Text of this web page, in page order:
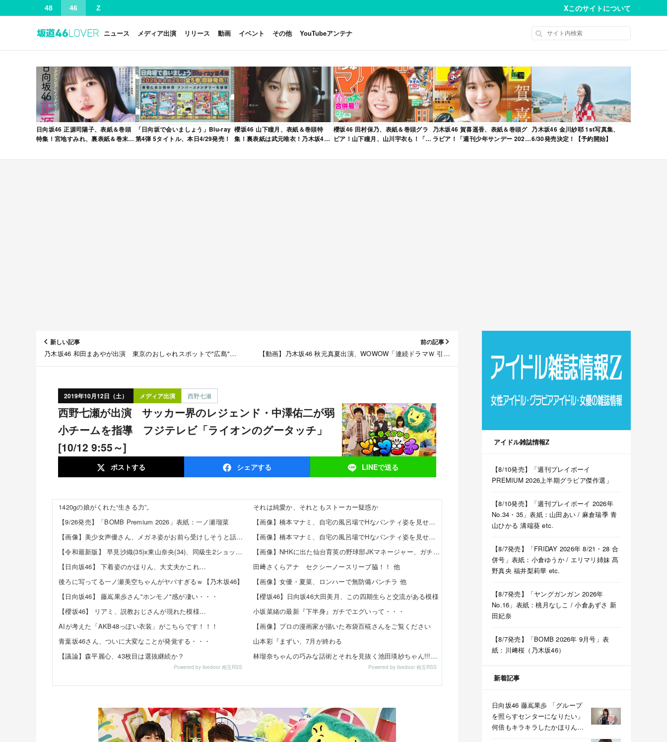
48 46 Z Xこのサイトについて
ニュース メディア出演 リリース 動画 イベント その他 YouTubeアンテナ
日向坂46 正源司陽子、表紙＆巻頭
特集！宮地すみれ、裏表紙＆巻末特
VOL.12」本日4/30発売！
「日向坂で会いましょう」Blu-ray
第4弾 5タイトル、本日4/29発売！
櫻坂46 山下瞳月、表紙＆巻頭特
集！裏表紙は武元唯衣！乃木坂46
6月号」本日4/28発売！
櫻坂46 田村保乃、表紙＆巻頭グラ
ビア！山下瞳月、山川宇衣も！「週
合併号」本日4/28発売！
乃木坂46 賀喜遥香、表紙＆巻頭グ
ラビア！「週刊少年サンデー 2026
売！
乃木坂46 金川紗耶 1st写真集、
6/30発売決定！【予約開始】
新しい記事
乃木坂46 和田まあやが出演 東京のおしゃれスポットで"広島"を
前の記事
【動画】乃木坂46 秋元真夏出演、WOWOW「連続ドラマＷ 引き
2019年10月12日（土） メディア出演 西野七瀬
西野七瀬が出演 サッカー界のレジェンド・中澤佑二が弱
小チームを指導 フジテレビ「ライオンのグータッチ」
[10/12 9:55～]
ポストする シェアする LINEで送る
1420gの娘がくれた“生きる力”。
【9/26発売】「BOMB Premium 2026」表紙：一ノ瀬瑠菜
【画像】美少女声優さん、メガネ姿がお前ら受けしそうと話題ｗｗｗｗ
【令和最新版】 早見沙織(35)x東山奈央(34)、同級生2ショット写真がこちらｗｗｗｗ
【日向坂46】 下着姿のかほりん、大丈夫かこれ…
後ろに写ってる一ノ瀬美空ちゃんがヤバすぎるｗ【乃木坂46】
【日向坂46】 藤嶌果歩さん"ホンモノ"感が凄い・・・
【櫻坂46】 リアミ、説教おじさんが現れた模様...
AIが考えた「AKB48っぽい衣装」がこちらです！！！
青葉坂46さん、ついに大変なことが発覚する・・・
【議論】森平麗心、43枚目は選抜継続か？
Powered by livedoor 相互RSS
それは純愛か、それともストーカー疑惑か
【画像】橋本マナミ、自宅の風呂場でHなパンティ姿を見せつける 他
【画像】橋本マナミ、自宅の風呂場でHなパンティ姿を見せつける 他
【画像】NHKに出た仙台育英の野球部JKマネージャー、ガチで可愛いぞ 他
田﨑さくらアナ セクシーノースリーブ脇！！ 他
【画像】女優・夏菜、ロンハーで無防備パンチラ 他
【櫻坂46】日向坂46大田美月、この四期生らと交流がある模様
小坂菜緒の最新『下半身』ガチでエグいって・・・
【画像】プロの漫画家が描いた布袋百椛さんをご覧ください
山本彩『まずい、7月が終わる
林瑠奈ちゃんの巧みな話術とそれを見抜く池田瑛紗ちゃん!!!【乃木坂46】
Powered by livedoor 相互RSS
アイドル雑誌情報Z
【8/10発売】「週刊プレイボーイ
PREMIUM 2026上半期グラビア傑作選」
【8/10発売】「週刊プレイボーイ 2026年
No.34・35」表紙：山田あい / 麻倉瑞季 青
山ひかる 溝端葵 etc.
【8/7発売】「FRIDAY 2026年 8/21・28 合
併号」表紙：小倉ゆうか / エリマリ姉妹 髙
野真央 福井梨莉華 etc.
【8/7発売】「ヤングガンガン 2026年
No.16」表紙：桃月なしこ / 小倉あずさ 新
田妃奈
【8/7発売】「BOMB 2026年 9月号」表
紙：川﨑桜（乃木坂46）
新着記事
日向坂46 藤嶌果歩 「グループ
を照らすセンターになりたい」
何倍もキラキラしたかほりんが